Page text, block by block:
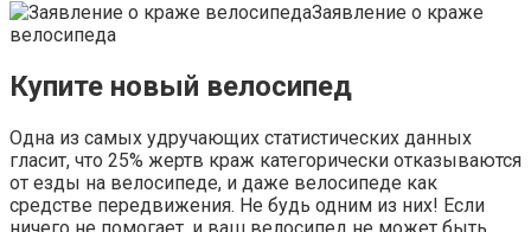
Заявление о краже
велосипеда
Купите новый велосипед
Одна из самых удручающих статистических данных
гласит, что 25% жертв краж категорически отказываются
от езды на велосипеде, и даже велосипеде как
средстве передвижения. Не будь одним из них! Если